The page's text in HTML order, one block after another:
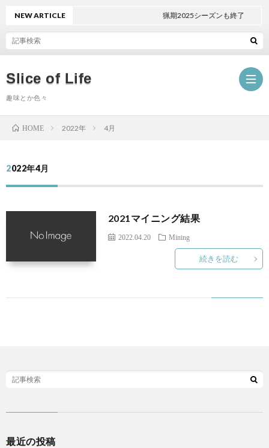
Slice of Life
趣味とか色々
NEW ARTICLE 猟期2025シーズンも終了
HOME 2022年 4月
2022年4月
2021マイニング結果
2022.04.20 Mining
続きを読む
最近の投稿